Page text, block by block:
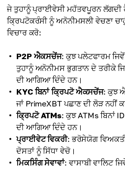
ਜੇ ਤੁਹਾਨੂੰ ਪ੍ਰਾਈਵੇਸੀ ਮਹੱਤਵਪੂਰਨ
ਕ੍ਰਿਪਟੋਕਰੰਸੀ ਨੂੰ ਅਨੋਨੀਮਸਲੀ ਵੇਚਣਾ
ਵਿਚਾਰ ਕਰੋ:
P2P ਐਕਸਚੇਂਜ: ਕੁਝ ਪਲੇਟਫਾਰਮ
ਤੁਹਾਨੂੰ ਅਨੋਨੀਮਸ ਭੁਗਤਾਨ ਦੇ ਤਰੀਕੇ
ਦੀ ਆਗਿਆ ਦਿੰਦੇ ਹਨ।
KYC ਬਿਨਾਂ ਕ੍ਰਿਪਟੋ ਐਕਸਚੇਂਜ: ਕੁਝ
ਜਾਂ PrimeXBT ਪਛਾਣ ਦੀ ਲੋੜ ਨਹੀਂ
ਕ੍ਰਿਪਟੋ ATMs: ਕੁਝ ATMs ਬਿਨਾਂ
ਦੀ ਆਗਿਆ ਦਿੰਦੇ ਹਨ।
ਪ੍ਰਾਈਵੇਟ ਵਿਕਰੀ: ਭਰੋਸੇਯੋਗ
ਦੋਸਤਾਂ ਨੂੰ ਸਿੱਧਾ ਵੇਚੋ।
ਮਿਕਸਿੰਗ ਸੇਵਾਵਾਂ: ਵਾਸਾਬੀ ਵਾਲਿਟ